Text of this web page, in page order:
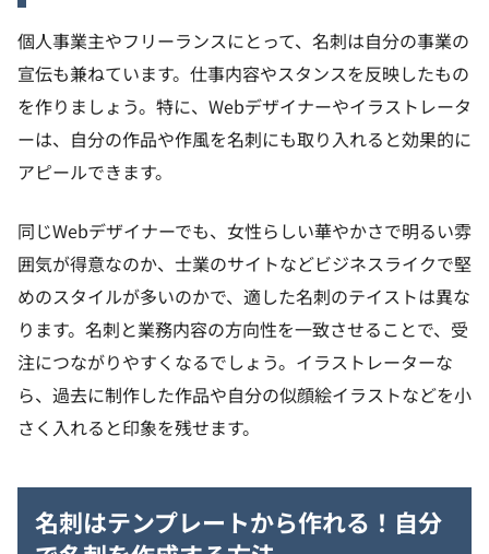
個人事業主やフリーランスにとって、名刺は自分の事業の
宣伝も兼ねています。仕事内容やスタンスを反映したもの
を作りましょう。特に、Webデザイナーやイラストレータ
ーは、自分の作品や作風を名刺にも取り入れると効果的に
アピールできます。
同じWebデザイナーでも、女性らしい華やかさで明るい雰
囲気が得意なのか、士業のサイトなどビジネスライクで堅
めのスタイルが多いのかで、適した名刺のテイストは異な
ります。名刺と業務内容の方向性を一致させることで、受
注につながりやすくなるでしょう。イラストレーターな
ら、過去に制作した作品や自分の似顔絵イラストなどを小
さく入れると印象を残せます。
名刺はテンプレートから作れる！自分